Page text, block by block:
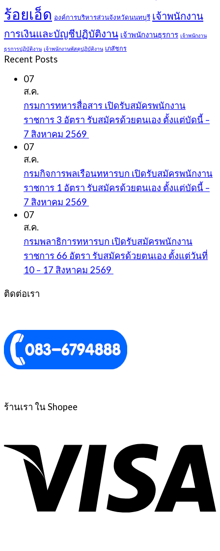
ร้อยเอ็ด องค์การบริหารส่วนจังหวัดนนทบุรี เจ้าพนักงาน
การเงินและบัญชีปฏิบัติงาน เจ้าพนักงานธุรการ เจ้าพนักงาน
ธุรการปฏิบัติงาน เจ้าพนักงานพัสดุปฏิบัติงาน เภสัชกร
Recent Posts
07
ส.ค.
กรมการทหารสื่อสาร เปิดรับสมัครพนักงาน
ราชการ 3 อัตรา รับสมัครด้วยตนเอง ตั้งแต่บัดนี้ –
7 สิงหาคม 2569
07
ส.ค.
กรมกิจการพลเรือนทหารบก เปิดรับสมัครพนักงาน
ราชการ 1 อัตรา รับสมัครด้วยตนเอง ตั้งแต่บัดนี้ –
7 สิงหาคม 2569
07
ส.ค.
กรมพลาธิการทหารบก เปิดรับสมัครพนักงาน
ราชการ 66 อัตรา รับสมัครด้วยตนเอง ตั้งแต่วันที่
10 – 17 สิงหาคม 2569
ติดต่อเรา
ร้านเรา ใน Shopee